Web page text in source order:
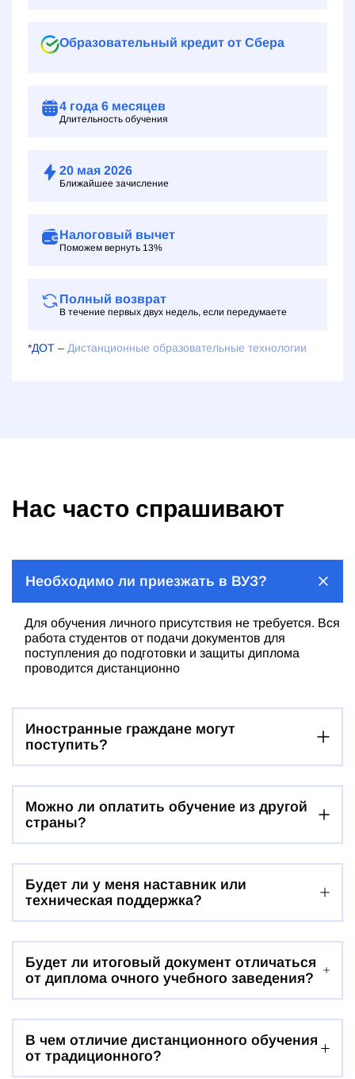
Образовательный кредит от Сбера
4 года 6 месяцев
Длительность обучения
20 мая 2026
Ближайшее зачисление
Налоговый вычет
Поможем вернуть 13%
Полный возврат
В течение первых двух недель, если передумаете
*ДОТ – Дистанционные образовательные технологии
Нас часто спрашивают
Необходимо ли приезжать в ВУЗ?
Для обучения личного присутствия не требуется. Вся
работа студентов от подачи документов для
поступления до подготовки и защиты диплома
проводится дистанционно
Иностранные граждане могут
поступить?
Можно ли оплатить обучение из другой
страны?
Будет ли у меня наставник или
техническая поддержка?
Будет ли итоговый документ отличаться
от диплома очного учебного заведения?
В чем отличие дистанционного обучения
от традиционного?